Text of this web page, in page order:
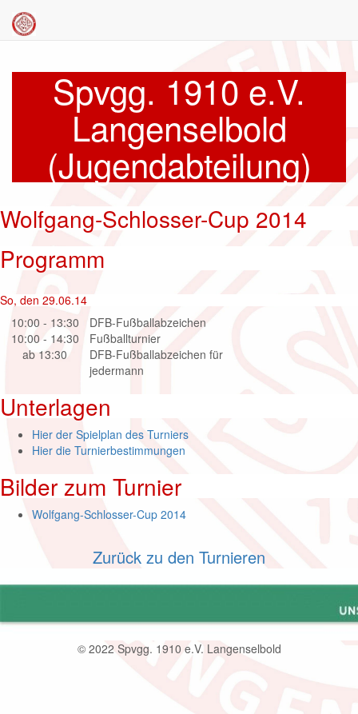
Spvgg. 1910 e.V.
Langenselbold
(Jugendabteilung)
Wolfgang-Schlosser-Cup 2014
Programm
So, den 29.06.14
10:00 - 13:30
DFB-Fußballabzeichen
10:00 - 14:30
Fußballturnier
ab 13:30
DFB-Fußballabzeichen für
jedermann
Unterlagen
Hier der Spielplan des Turniers
Hier die Turnierbestimmungen
Bilder zum Turnier
Wolfgang-Schlosser-Cup 2014
Zurück zu den Turnieren
© 2022 Spvgg. 1910 e.V. Langenselbold